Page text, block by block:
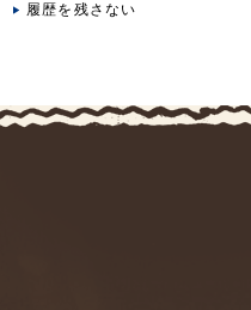
履歴を残さない